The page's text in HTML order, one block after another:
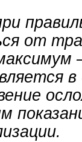
от
в